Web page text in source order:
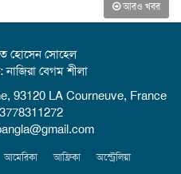
আরও খবর
হোসেন সোহেল
নাজিরা বেগম শীলা
93120 LA Courneuve, France
আমেরিকা আফ্রিকা অস্ট্রেলিয়া